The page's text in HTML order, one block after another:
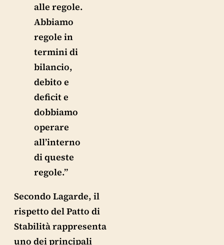
alle regole.
Abbiamo
regole in
termini di
bilancio,
debito e
deficit e
dobbiamo
operare
all’interno
di queste
regole.”
Secondo Lagarde, il
rispetto del Patto di
Stabilità rappresenta
uno dei principali